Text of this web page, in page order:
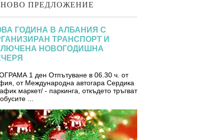
НОВО ПРЕДЛОЖЕНИЕ
ГОДИНА В АЛБАНИЯ С
ТРАНСПОРТ И
НОВОГОДИШНА
1 ден Отпътуване в 06.30 ч. от
от Международна автогара Сердика
маркет/ - паркинга, откъдето тръгват
...